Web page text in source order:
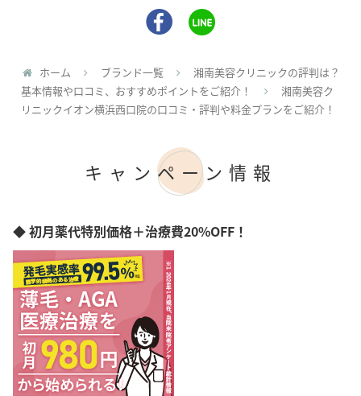
ホーム ブランド一覧
湘南美容クリニックの評判は？
基本情報や口コミ、おすすめポイントをご紹介！
湘南美容ク
リニックイオン横浜西口院の口コミ・評判や料金プランをご紹介！
キャンペーン情報
◆ 初月薬代特別価格＋治療費20%OFF！